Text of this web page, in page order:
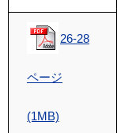
26-28
ページ
(1MB)